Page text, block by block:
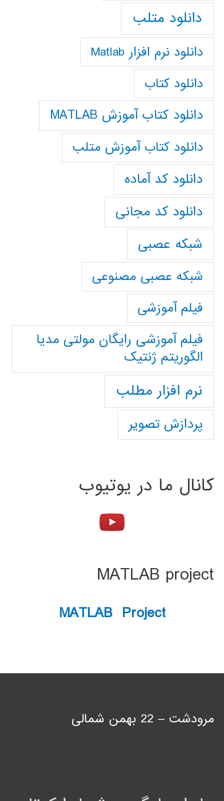
دانلود متلب
دانلود نرم افزار Matlab
دانلود کتاب
دانلود کتاب آموزش MATLAB
دانلود کتاب آموزش متلب
دانلود کد آماده
دانلود کد مجانی
شبکه عصبی
شبکه عصبی مصنوعی
فیلم آموزشی
فیلم آموزشی رایگان مولتی مدیا
الگوریتم ژنتیک
نرم افزار مطلب
پردازش تصویر
کانال ما در یوتیوب
MATLAB project
MATLAB Project
مرودشت – 22 بهمن شمالی